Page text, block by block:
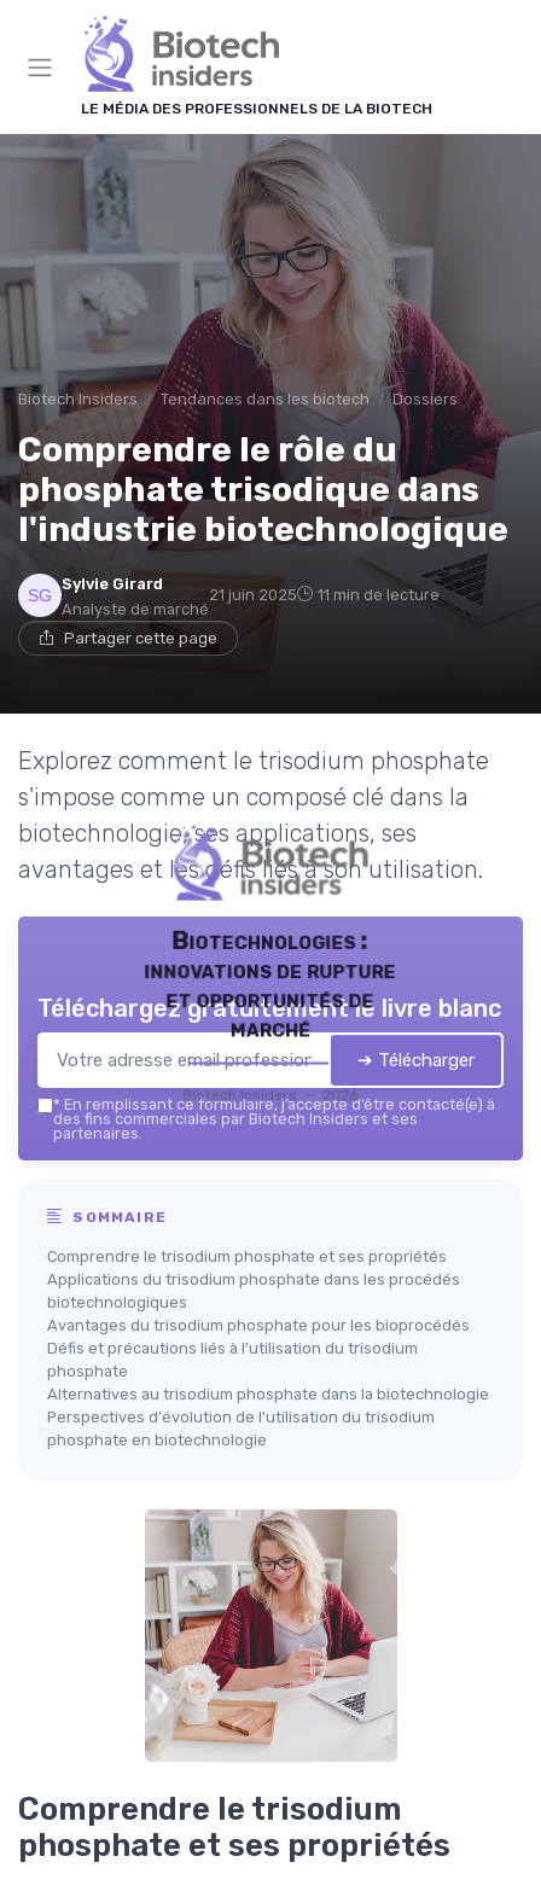
LE MÉDIA DES PROFESSIONNELS DE LA BIOTECH
Biotech Insiders Tendances dans les biotech Dossiers
Comprendre le rôle du
phosphate trisodique dans
l'industrie biotechnologique
Sylvie Girard
Analyste de marché
21 juin 2025 11 min de lecture
Partager cette page
Explorez comment le trisodium phosphate
s'impose comme un composé clé dans la
biotechnologie, ses applications, ses
avantages et les défis liés à son utilisation.
Biotechnologies :
innovations de rupture
et opportunités de
marché
Biotech Insiders — 2026
Téléchargez gratuitement le livre blanc
➔ Télécharger
* En remplissant ce formulaire, j’accepte d’être contacté(e) à
des fins commerciales par Biotech Insiders et ses
partenaires.
SOMMAIRE
Comprendre le trisodium phosphate et ses propriétés
Applications du trisodium phosphate dans les procédés
biotechnologiques
Avantages du trisodium phosphate pour les bioprocédés
Défis et précautions liés à l'utilisation du trisodium
phosphate
Alternatives au trisodium phosphate dans la biotechnologie
Perspectives d'évolution de l'utilisation du trisodium
phosphate en biotechnologie
Comprendre le trisodium
phosphate et ses propriétés
Panneau de gestion des cookies